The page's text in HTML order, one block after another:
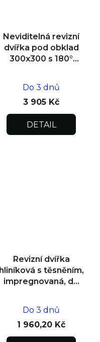
Neviditelná revizní
dvířka pod obklad
300x300 s 180°
Do 3 dnů
3 905 Kč
DETAIL
Revizní dvířka
hliníková s těsněním,
impregnovaná, do
Do 3 dnů
1 960,20 Kč